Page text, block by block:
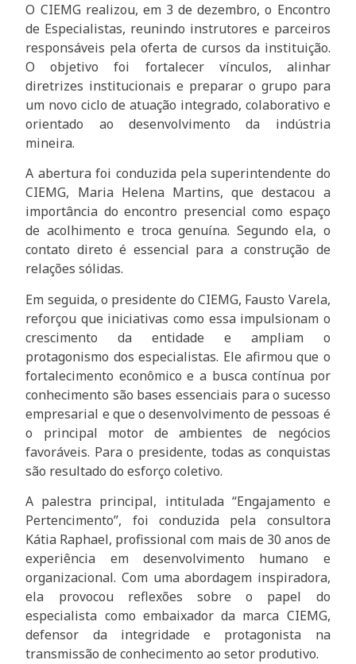
O CIEMG realizou, em 3 de dezembro, o Encontro
de Especialistas, reunindo instrutores e parceiros
responsáveis pela oferta de cursos da instituição.
O objetivo foi fortalecer vínculos, alinhar
diretrizes institucionais e preparar o grupo para
um novo ciclo de atuação integrado, colaborativo e
orientado ao desenvolvimento da indústria
mineira.
A abertura foi conduzida pela superintendente do
CIEMG, Maria Helena Martins, que destacou a
importância do encontro presencial como espaço
de acolhimento e troca genuína. Segundo ela, o
contato direto é essencial para a construção de
relações sólidas.
Em seguida, o presidente do CIEMG, Fausto Varela,
reforçou que iniciativas como essa impulsionam o
crescimento da entidade e ampliam o
protagonismo dos especialistas. Ele afirmou que o
fortalecimento econômico e a busca contínua por
conhecimento são bases essenciais para o sucesso
empresarial e que o desenvolvimento de pessoas é
o principal motor de ambientes de negócios
favoráveis. Para o presidente, todas as conquistas
são resultado do esforço coletivo.
A palestra principal, intitulada “Engajamento e
Pertencimento”, foi conduzida pela consultora
Kátia Raphael, profissional com mais de 30 anos de
experiência em desenvolvimento humano e
organizacional. Com uma abordagem inspiradora,
ela provocou reflexões sobre o papel do
especialista como embaixador da marca CIEMG,
defensor da integridade e protagonista na
transmissão de conhecimento ao setor produtivo.